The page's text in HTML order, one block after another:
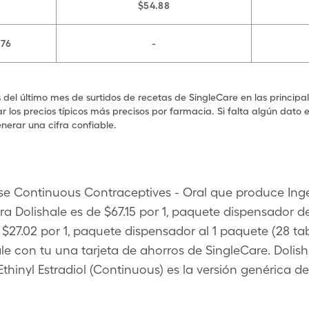
$54.88
-
del último mes de surtidos de recetas de SingleCare en las
precios típicos más precisos por farmacia. Si falta algún dato
una cifra confiable.
Continuous Contraceptives - Oral que produce
Dolishale es de $67.15 por 1, paquete dispensador
por 1, paquete dispensador al 1 paquete (28
con tu una tarjeta de ahorros de SingleCare.
Estradiol (Continuous) es la versión genérica